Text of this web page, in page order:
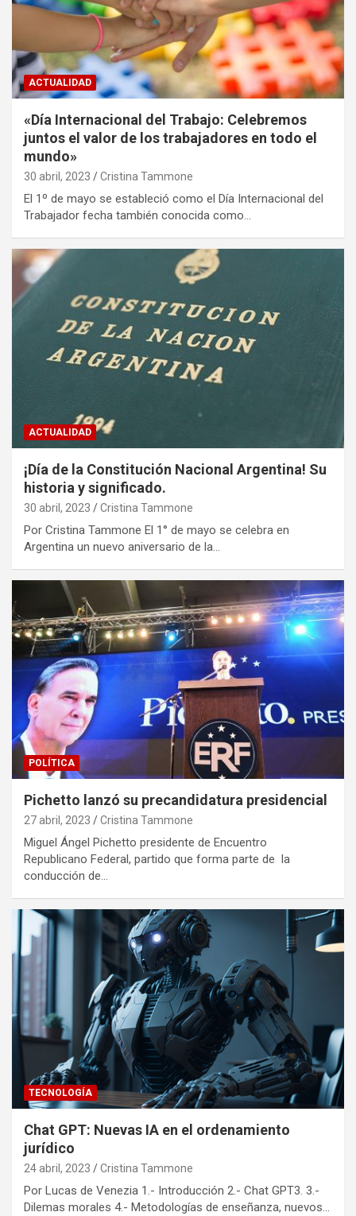
ACTUALIDAD
«Día Internacional del Trabajo: Celebremos
juntos el valor de los trabajadores en todo el
mundo»
30 abril, 2023 Cristina Tammone
El 1º de mayo se estableció como el Día Internacional del
Trabajador fecha también conocida como…
ACTUALIDAD
¡Día de la Constitución Nacional Argentina! Su
historia y significado.
30 abril, 2023 Cristina Tammone
Por Cristina Tammone El 1° de mayo se celebra en
Argentina un nuevo aniversario de la…
POLÍTICA
Pichetto lanzó su precandidatura presidencial
27 abril, 2023 Cristina Tammone
Miguel Ángel Pichetto presidente de Encuentro
Republicano Federal, partido que forma parte de la
conducción de…
TECNOLOGÍA
Chat GPT: Nuevas IA en el ordenamiento
jurídico
24 abril, 2023 Cristina Tammone
Por Lucas de Venezia 1.- Introducción 2.- Chat GPT3. 3.-
Dilemas morales 4.- Metodologías de enseñanza, nuevos…